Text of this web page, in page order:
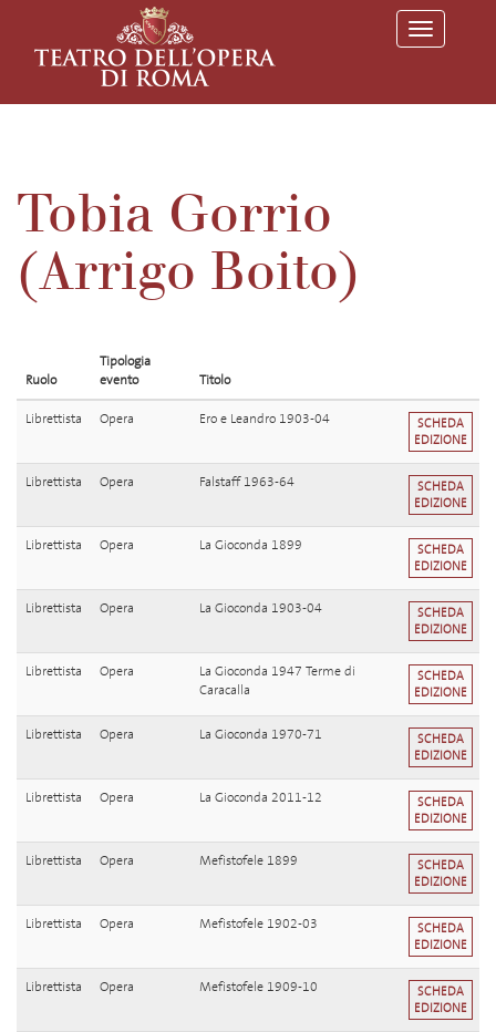
T
o
l
Tobia Gorrio
(Arrigo Boito)
Ruolo
Tipologia
evento
Titolo
Librettista Opera Ero e Leandro 1903-04
SCHEDA
EDIZIONE
Librettista Opera Falstaff 1963-64
SCHEDA
EDIZIONE
Librettista Opera La Gioconda 1899
SCHEDA
EDIZIONE
Librettista Opera La Gioconda 1903-04
SCHEDA
EDIZIONE
Librettista Opera
La Gioconda 1947 Terme di
Caracalla
SCHEDA
EDIZIONE
Librettista Opera La Gioconda 1970-71
SCHEDA
EDIZIONE
Librettista Opera La Gioconda 2011-12
SCHEDA
EDIZIONE
Librettista Opera Mefistofele 1899
SCHEDA
EDIZIONE
Librettista Opera Mefistofele 1902-03
SCHEDA
EDIZIONE
Librettista Opera Mefistofele 1909-10
SCHEDA
EDIZIONE